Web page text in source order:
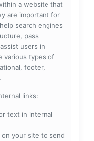
a website that
are important for
search engines
pass
users in
various types of
footer,
links:
text in internal
on your site to send